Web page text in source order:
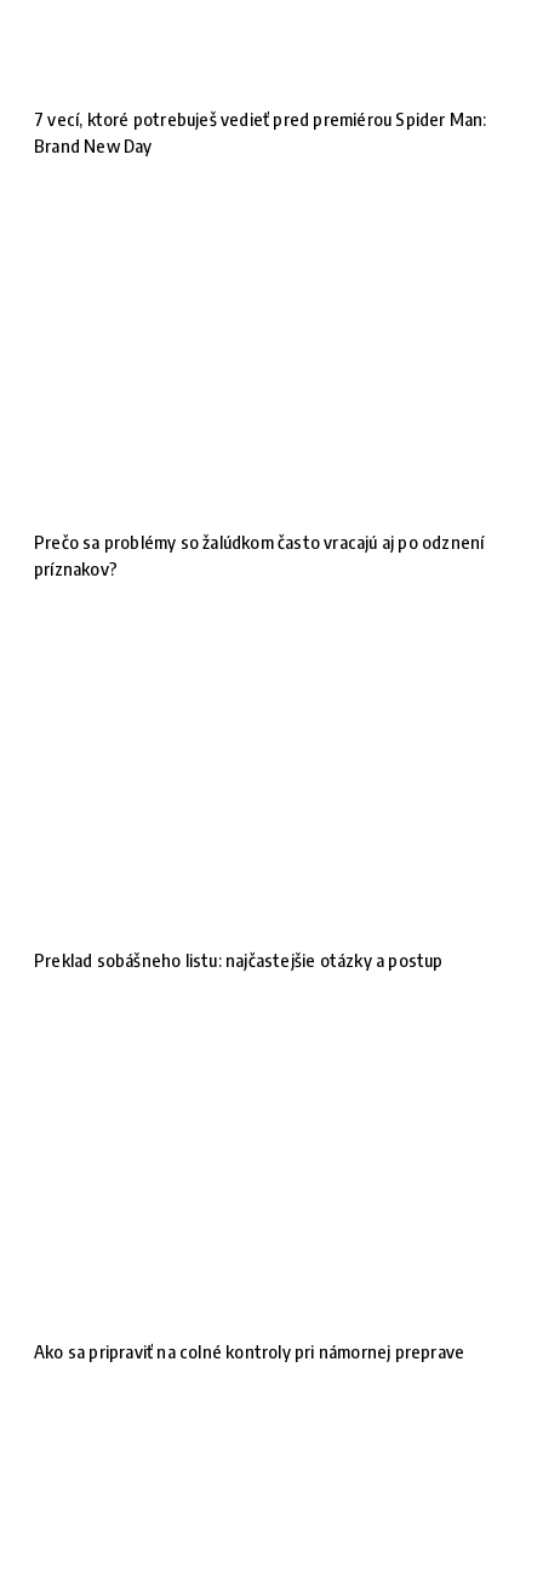
7 vecí, ktoré potrebuješ vedieť pred premiérou Spider Man:
Brand New Day
Prečo sa problémy so žalúdkom často vracajú aj po odznení
príznakov?
Preklad sobášneho listu: najčastejšie otázky a postup
Ako sa pripraviť na colné kontroly pri námornej preprave